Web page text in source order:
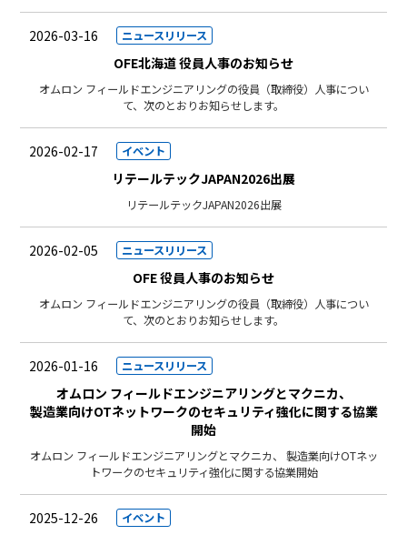
2026-03-16 ニュースリリース
OFE北海道 役員人事のお知らせ
オムロン フィールドエンジニアリングの役員（取締役）人事につい
て、次のとおりお知らせします。
2026-02-17 イベント
リテールテックJAPAN2026出展
リテールテックJAPAN2026出展
2026-02-05 ニュースリリース
OFE 役員人事のお知らせ
オムロン フィールドエンジニアリングの役員（取締役）人事につい
て、次のとおりお知らせします。
2026-01-16 ニュースリリース
オムロン フィールドエンジニアリングとマクニカ、
製造業向けOTネットワークのセキュリティ強化に関する協業
開始
オムロン フィールドエンジニアリングとマクニカ、 製造業向けOTネッ
トワークのセキュリティ強化に関する協業開始
2025-12-26 イベント